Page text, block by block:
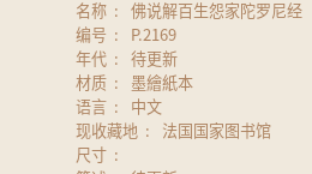
名称
佛说解百生怨家陀罗尼经
编号
P.2169
年代
待更新
材质
墨繪紙本
语言
中文
现收藏地
法国国家图书馆
尺寸